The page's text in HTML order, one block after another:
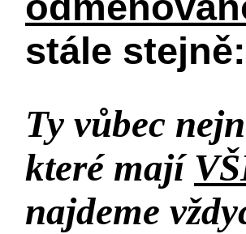
stále stejně:
Ty vůbec
které mají
najdeme